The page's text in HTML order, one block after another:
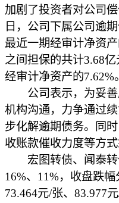
加剧了投资者对公司
日，公司下属公司逾
最近一期经审计净资
之间担保的共计3.68
经审计净资产的7.62%。
公司表示，为妥善
机构沟通，力争通过
步化解逾期债务。同
收账款催收力度等方式
宏图转债、闻泰转
16%、11%，收盘跌
73.464元/张、83.977